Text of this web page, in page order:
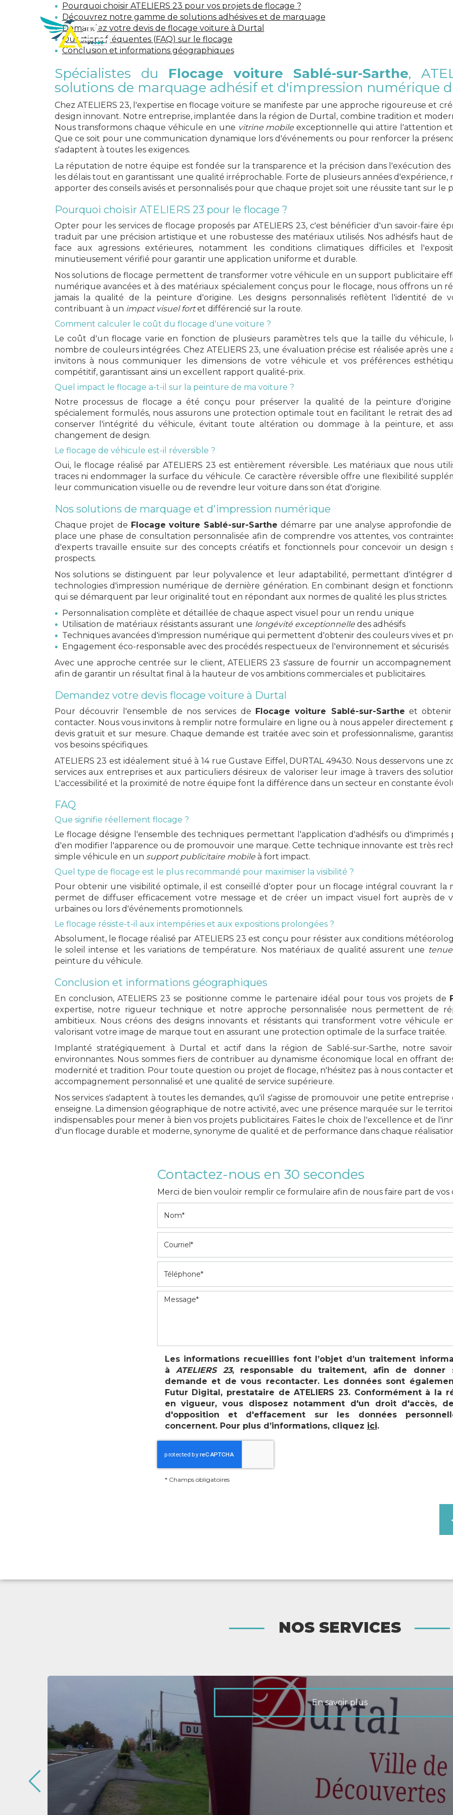
ATELIERS
23
ATELIERS 23
Créateur de votre
AFFICHER LE NUMÉRO EN SAVOIR PLUS
Pourquoi choisir ATELIERS 23 pour vos projets de flocage ?
Découvrez notre gamme de solutions adhésives et de marquage
Demandez votre devis de flocage voiture à Durtal
Questions fréquentes (FAQ) sur le flocage
Conclusion et informations géographiques
Spécialistes du Flocage voiture Sablé-sur-Sarthe,
solutions de marquage adhésif et d'impression numérique
Chez ATELIERS 23, l'expertise en flocage voiture se manifeste par une approche rigoureuse et
design innovant. Notre entreprise, implantée dans la région de Durtal, combine tradition et
Nous transformons chaque véhicule en une vitrine mobile exceptionnelle qui attire l'attention et
Que ce soit pour une communication dynamique lors d'événements ou pour renforcer la
s'adaptent à toutes les exigences.
La réputation de notre équipe est fondée sur la transparence et la précision dans l'exécution
les délais tout en garantissant une qualité irréprochable. Forte de plusieurs années
apporter des conseils avisés et personnalisés pour que chaque projet soit une réussite tant sur le
Pourquoi choisir ATELIERS 23 pour le flocage ?
Opter pour les services de flocage proposés par ATELIERS 23, c'est bénéficier d'un savoir-faire
traduit par une précision artistique et une robustesse des matériaux utilisés. Nos adhésifs haut
face aux agressions extérieures, notamment les conditions climatiques difficiles et
minutieusement vérifié pour garantir une application uniforme et durable.
Nos solutions de flocage permettent de transformer votre véhicule en un support publicitaire
numérique avancées et à des matériaux spécialement conçus pour le flocage, nous offrons un
jamais la qualité de la peinture d'origine. Les designs personnalisés reflètent l'identité de
contribuant à un impact visuel fortet différencié sur la route.
Comment calculer le coût du flocage d'une voiture ?
Le coût d'un flocage varie en fonction de plusieurs paramètres tels que la taille du véhicule,
nombre de couleurs intégrées. Chez ATELIERS 23, une évaluation précise est réalisée après une
invitons à nous communiquer les dimensions de votre véhicule et vos préférences
compétitif, garantissant ainsi un excellent rapport qualité-prix.
Quel impact le flocage a-t-il sur la peinture de ma voiture ?
Notre processus de flocage a été conçu pour préserver la qualité de la peinture
spécialement formulés, nous assurons une protection optimale tout en facilitant le retrait des
conserver l'intégrité du véhicule, évitant toute altération ou dommage à la peinture, et
changement de design.
Le flocage de véhicule est-il réversible ?
Oui, le flocage réalisé par ATELIERS 23 est entièrement réversible. Les matériaux que nous
traces ni endommager la surface du véhicule. Ce caractère réversible offre une flexibilité
leur communication visuelle ou de revendre leur voiture dans son état d'origine.
Nos solutions de marquage et d'impression numérique
Chaque projet de Flocage voiture Sablé-sur-Sarthe démarre par une analyse approfondie
place une phase de consultation personnalisée afin de comprendre vos attentes, vos
d'experts travaille ensuite sur des concepts créatifs et fonctionnels pour concevoir un
prospects.
Nos solutions se distinguent par leur polyvalence et leur adaptabilité, permettant d'intégrer
technologies d'impression numérique de dernière génération. En combinant design et
qui se démarquent par leur originalité tout en répondant aux normes de qualité les plus strictes.
Personnalisation complète et détaillée de chaque aspect visuel pour un rendu unique
Utilisation de matériaux résistants assurant une longévité exceptionnelledes adhésifs
Techniques avancées d'impression numérique qui permettent d'obtenir des couleurs vives et
Engagement éco-responsable avec des procédés respectueux de l'environnement et sécurisés
Avec une approche centrée sur le client, ATELIERS 23 s'assure de fournir un
afin de garantir un résultat final à la hauteur de vos ambitions commerciales et publicitaires.
Demandez votre devis flocage voiture à Durtal
Pour découvrir l'ensemble de nos services de Flocage voiture Sablé-sur-Sarthe et obtenir
contacter. Nous vous invitons à remplir notre formulaire en ligne ou à nous appeler
devis gratuit et sur mesure. Chaque demande est traitée avec soin et professionnalisme,
vos besoins spécifiques.
ATELIERS 23 est idéalement situé à 14 rue Gustave Eiffel , DURTAL 49430. Nous desservons
services aux entreprises et aux particuliers désireux de valoriser leur image à travers des
L'accessibilité et la proximité de notre équipe font la différence dans un secteur en constante
FAQ
Que signifie réellement flocage ?
Le flocage désigne l'ensemble des techniques permettant l'application d'adhésifs ou
d'en modifier l'apparence ou de promouvoir une marque. Cette technique innovante est très
simple véhicule en un support publicitaire mobileà fort impact.
Quel type de flocage est le plus recommandé pour maximiser la visibilité ?
Pour obtenir une visibilité optimale, il est conseillé d'opter pour un flocage intégral couvrant la
permet de diffuser efficacement votre message et de créer un impact visuel fort auprès de
urbaines ou lors d'événements promotionnels.
Le flocage résiste-t-il aux intempéries et aux expositions prolongées ?
Absolument, le flocage réalisé par ATELIERS 23 est conçu pour résister aux conditions
le soleil intense et les variations de température. Nos matériaux de qualité assurent une
peinture du véhicule.
Conclusion et informations géographiques
En conclusion, ATELIERS 23 se positionne comme le partenaire idéal pour tous vos projets de
expertise, notre rigueur technique et notre approche personnalisée nous permettent de
ambitieux. Nous créons des designs innovants et résistants qui transforment votre véhicule
valorisant votre image de marque tout en assurant une protection optimale de la surface traitée.
Implanté stratégiquement à Durtal et actif dans la région de Sablé-sur-Sarthe, notre
environnantes. Nous sommes fiers de contribuer au dynamisme économique local en offrant
modernité et tradition. Pour toute question ou projet de flocage, n'hésitez pas à nous contacter
accompagnement personnalisé et une qualité de service supérieure.
Nos services s'adaptent à toutes les demandes, qu'il s'agisse de promouvoir une petite
enseigne. La dimension géographique de notre activité, avec une présence marquée sur le
indispensables pour mener à bien vos projets publicitaires. Faites le choix de l'excellence et de
d'un flocage durable et moderne, synonyme de qualité et de performance dans chaque
Contactez-nous en 30 secondes
Merci de bien vouloir remplir ce formulaire afin de nous faire part de vos
Les informations recueillies font l’objet d’un traitement
à ATELIERS 23, responsable du traitement, afin de donner
demande et de vous recontacter. Les données sont
Futur Digital, prestataire de ATELIERS 23. Conformément à la
en vigueur, vous disposez notamment d'un droit d'accès,
d'opposition et d'effacement sur les données
concernent. Pour plus d’informations, cliquez ici.
* Champs obligatoires
NOS SERVICES
En savoir plus